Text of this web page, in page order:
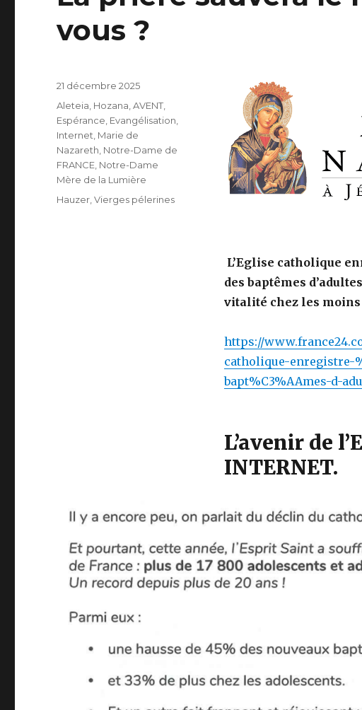
vous ?
L’Eglise catholique
des baptêmes
vitalité chez les moins
https://
catholique-enregistre-
bapt%C3%AAmes-d-
L’avenir de
INTERNET.
Publié
le
21 décembre 2025
Catégories
Aleteia, Hozana ,AVENT
Espérance Evangélisation
Internet Marie de
Nazareth Notre-Dame de
FRANCE Notre-Dame
Mère de la Lumière
Étiquettes
Hauzer ,Vierges pélerines